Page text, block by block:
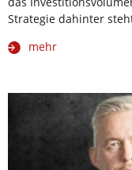
Strategie dahinter
mehr